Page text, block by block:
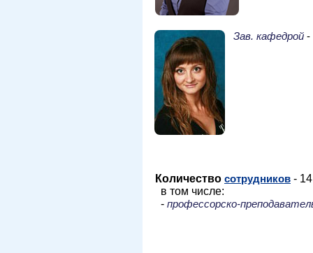
Зав. кафедрой -
Количество сотрудников -
в том числе:
- профессорско-